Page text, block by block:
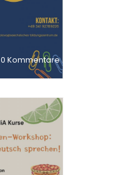
0 Kommentare